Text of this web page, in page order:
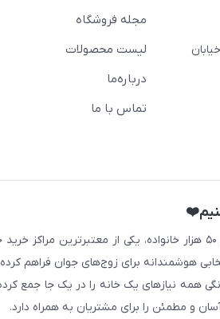
مجله فروشگاه
لیست محصولات
درباره‌ما
تماس با ما
با سال‌ها سابقه و اعتماد بیش از ۵۰ هزار خانواده، یکی از
هوشمندانه برای زوج‌های جوان فراهم
همه نیازهای یک خانه را در یک جا جمع
و مطمئن را برای مشتریان به همراه دارد.